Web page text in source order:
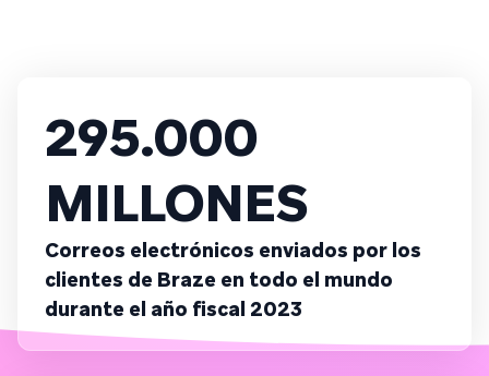
295.000
MILLONES
Correos electrónicos enviados por los
clientes de Braze en todo el mundo
durante el año fiscal 2023